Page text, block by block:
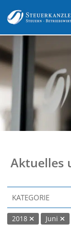
Aktuelles
KATEGORIE
2018 Juni